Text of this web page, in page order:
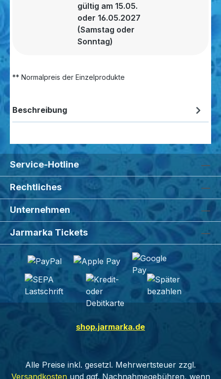
gültig am 15.05.
oder 16.05.2027
(Samstag oder
Sonntag)
** Normalpreis der Einzelprodukte
Beschreibung
Service-Hotline
Rechtliches
Unternehmen
Jarmarka Tickets
shop.jarmarka.de
Alle Preise inkl. gesetzl. Mehrwertsteuer zzgl.
Versandkostenund ggf. Nachnahmegebühren, wenn